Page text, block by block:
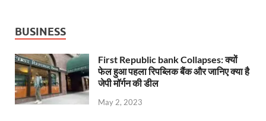
BUSINESS
First Republic bank Collapses: क्यों
फेल हुआ पहला रिपब्लिक बैंक और जानिए क्या है
जेपी मॉर्गन की डील
May 2, 2023